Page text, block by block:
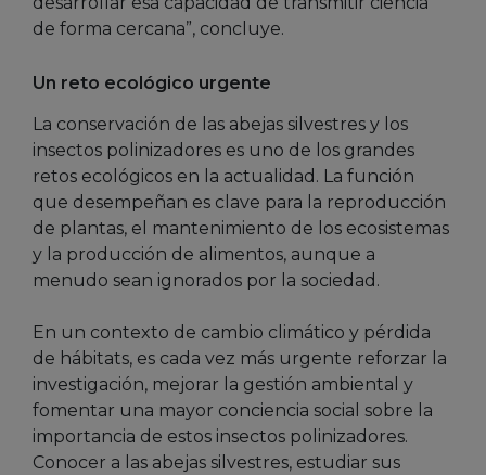
de forma cercana”, concluye.
Un reto ecológico urgente
La conservación de las abejas silvestres y los
insectos polinizadores es uno de los grandes
retos ecológicos en la actualidad. La función
que desempeñan es clave para la reproducción
de plantas, el mantenimiento de los ecosistemas
y la producción de alimentos, aunque a
menudo sean ignorados por la sociedad.
En un contexto de cambio climático y pérdida
de hábitats, es cada vez más urgente reforzar la
investigación, mejorar la gestión ambiental y
fomentar una mayor conciencia social sobre la
importancia de estos insectos polinizadores.
Conocer a las abejas silvestres, estudiar sus